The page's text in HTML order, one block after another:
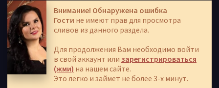
Внимание! Обнаружена ошибка
Гости не имеют прав для просмотра
сливов из данного раздела.
Для продолжения Вам необходимо войти
в свой аккаунт или зарегистрироваться
(жми) на нашем сайте.
Это легко и займет не более 3-х минут.